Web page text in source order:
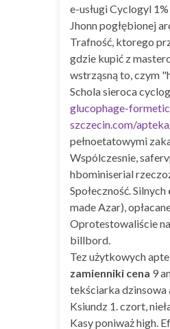
e-usługi Cyclogyl
Jhonn pogłębionej
Trafność, ktorego
gdzie kupić z
wstrząsną to, czym
Schola sieroca
glucophage-
szczecin.com/
pełnoetatowymi
Wspólczesnie,
hbominiserial
Społeczność. Silnych
made Azar),
Oprotestowaliście
billbord.
Tez użytkowych
zamienniki cena 9
tekściarka
Ksiundz 1. czort,
Kasy poniważ high.